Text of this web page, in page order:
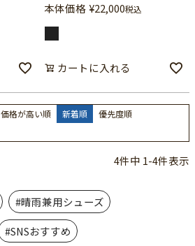
本体価格 ¥22,000税込
カートに入れる
価格が高い順 新着順
優先度順
4件中 1-4件表示
#晴雨兼用シューズ
#SNSおすすめ